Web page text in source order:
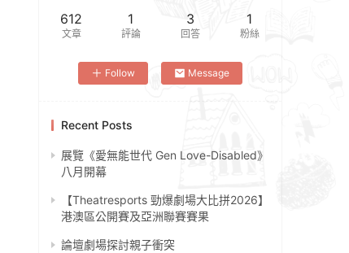
612
文章
1
評論
3
回答
1
粉絲
Follow Message
Recent Posts
展覽《愛無能世代 Gen Love-Disabled》
八月開幕
【Theatresports 勁爆劇場大比拼2026】
港澳區公開賽及亞洲聯賽賽果
論壇劇場探討親子衝突